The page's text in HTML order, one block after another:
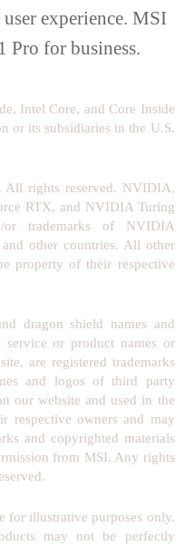
experience. MSI
Pro for business.
Intel Core, and Core Inside
or its subsidiaries in the U.S.
rights reserved. NVIDIA,
RTX, and NVIDIA Turing
or trademarks of NVIDIA
other countries. All other
property of their respective
dragon shield names and
or product names or
are registered trademarks
and logos of third party
our website and used in the
respective owners and may
and copyrighted materials
from MSI. Any rights
for illustrative purposes only.
may not be perfectly